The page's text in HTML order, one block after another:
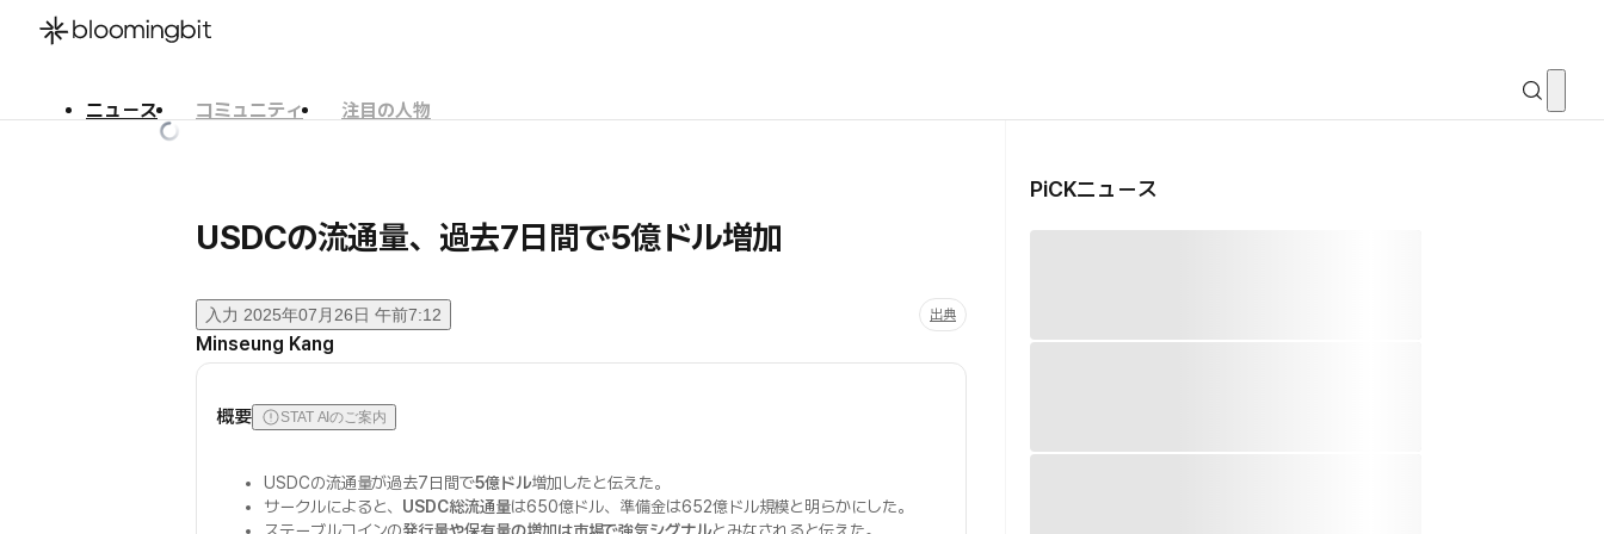
ニュース コミュニティ
注目の人物
USDCの流通量、過去7日間で5億ドル増加
入力 2025年07月26日 午前7:12 出典
Minseung Kang
概要 STAT AIのご案内
USDCの流通量が過去7日間で5億ドル増加したと伝えた。
サークルによると、 USDC総流通量は650億ドル、準備金は652億ドル規模と明らかにした。
PiCKニュース